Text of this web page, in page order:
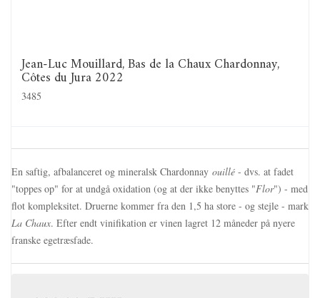
Jean-Luc Mouillard, Bas de la Chaux Chardonnay,
Côtes du Jura 2022
3485
En saftig, afbalanceret og mineralsk Chardonnay ouillé - dvs. at fadet
"toppes op" for at undgå oxidation (og at der ikke benyttes "Flor") - med
flot kompleksitet. Druerne kommer fra den 1,5 ha store - og stejle - mark
La Chaux. Efter endt vinifikation er vinen lagret 12 måneder på nyere
franske egetræsfade.